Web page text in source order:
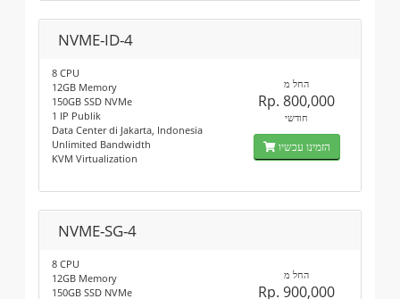
NVME-ID-4
8 CPU
12GB Memory
150GB SSD NVMe
1 IP Publik
Data Center di Jakarta, Indonesia
Unlimited Bandwidth
KVM Virtualization
החל מ
Rp. 800,000
חודשי
הזמינו עכשיו
NVME-SG-4
8 CPU
12GB Memory
150GB SSD NVMe
החל מ
Rp. 900,000